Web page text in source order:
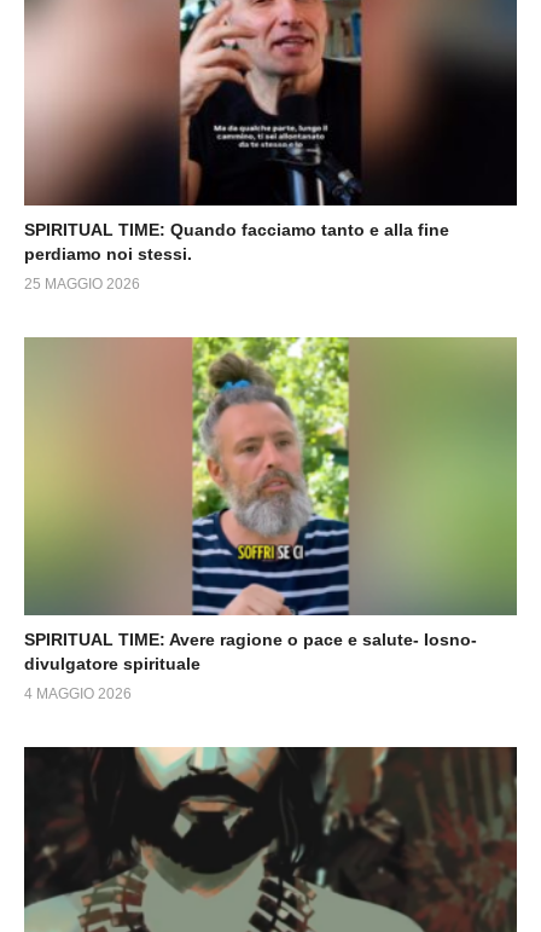
SPIRITUAL TIME: Quando facciamo tanto e alla fine
perdiamo noi stessi.
25 MAGGIO 2026
SPIRITUAL TIME: Avere ragione o pace e salute- Iosno-
divulgatore spirituale
4 MAGGIO 2026